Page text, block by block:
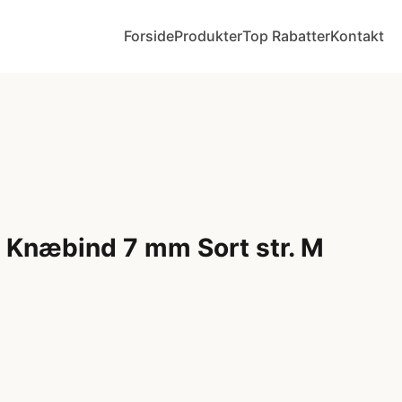
ForsideProdukterTop RabatterKontakt
Knæbind 7 mm Sort str. M